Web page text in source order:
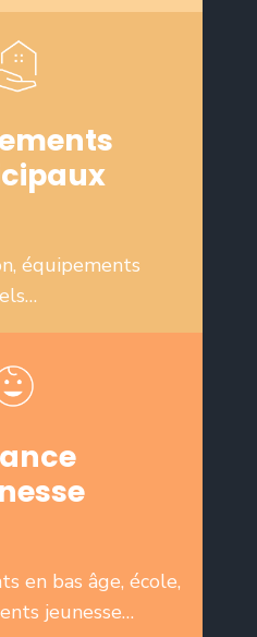
équipements
en bas âge, école,
jeunesse…